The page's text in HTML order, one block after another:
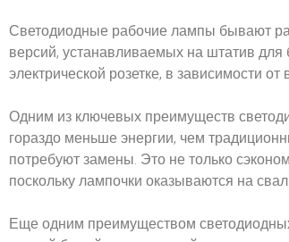
Светодиодные рабочие лампы бывают
версий, устанавливаемых на штатив для
электрической розетке, в зависимости
Одним из ключевых преимуществ
гораздо меньше энергии, чем
потребуют замены. Это не только
поскольку лампочки оказываются на
Еще одним преимуществом